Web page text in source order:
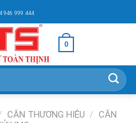
946 999 444
0
CÂN THƯƠNG HIỆU / CÂN